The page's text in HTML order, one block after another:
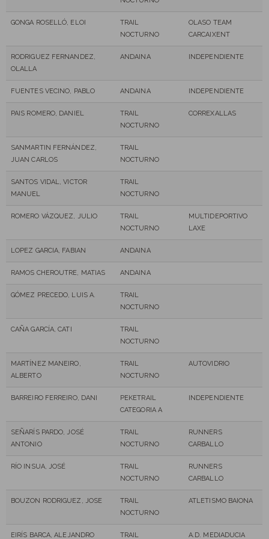
GONGA ROSELLÓ, ELOI
TRAIL
NOCTURNO
OLASO TEAM
CARCAIXENT
RODRIGUEZ FERNANDEZ,
OLALLA
ANDAINA INDEPENDIENTE
FUENTES VECINO, PABLO ANDAINA INDEPENDIENTE
PAIS ROMERO, DANIEL
TRAIL
NOCTURNO
CORREXALLAS
SANMARTIN FERNÁNDEZ,
JUAN CARLOS
TRAIL
NOCTURNO
SANTOS VIDAL, VICTOR
MANUEL
TRAIL
NOCTURNO
ROMERO VÁZQUEZ, JULIO
TRAIL
NOCTURNO
MULTIDEPORTIVO
LAXE
LOPEZ GARCIA, FABIAN ANDAINA
RAMOS CHEROUTRE, MATIAS ANDAINA
GÓMEZ PRECEDO, LUIS A.
TRAIL
NOCTURNO
CAÑA GARCÍA, CATI
TRAIL
NOCTURNO
MARTÍNEZ MANEIRO,
ALBERTO
TRAIL
NOCTURNO
AUTOVIDRIO
BARREIRO FERREIRO, DANI
PEKETRAIL
CATEGORIA A
INDEPENDIENTE
SEÑARÍS PARDO, JOSÉ
ANTONIO
TRAIL
NOCTURNO
RUNNERS
CARBALLO
RÍO INSUA, JOSÉ
TRAIL
NOCTURNO
RUNNERS
CARBALLO
BOUZON RODRIGUEZ, JOSE
TRAIL
NOCTURNO
ATLETISMO BAIONA
EIRÍS BARCA, ALEJANDRO TRAIL A.D. MEDIADUCIA